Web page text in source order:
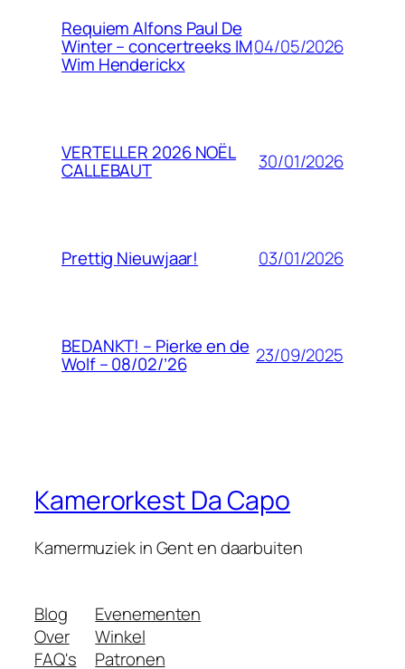
Requiem Alfons Paul De
Winter – concertreeks IM
Wim Henderickx
04/05/2026
VERTELLER 2026 NOËL
CALLEBAUT 30/01/2026
Prettig Nieuwjaar! 03/01/2026
BEDANKT! – Pierke en de
Wolf – 08/02/’26 23/09/2025
Kamerorkest Da Capo
Kamermuziek in Gent en daarbuiten
Blog
Over
FAQ's
Evenementen
Winkel
Patronen